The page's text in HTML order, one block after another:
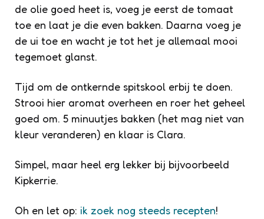
de olie goed heet is, voeg je eerst de tomaat
toe en laat je die even bakken. Daarna voeg je
de ui toe en wacht je tot het je allemaal mooi
tegemoet glanst.
Tijd om de ontkernde spitskool erbij te doen.
Strooi hier aromat overheen en roer het geheel
goed om. 5 minuutjes bakken (het mag niet van
kleur veranderen) en klaar is Clara.
Simpel, maar heel erg lekker bij bijvoorbeeld
Kipkerrie.
Oh en let op: ik zoek nog steeds recepten!